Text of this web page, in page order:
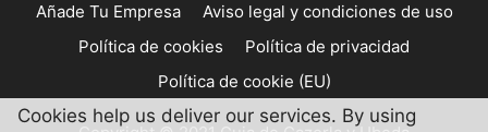
Añade Tu Empresa
Aviso legal y condiciones de uso
Política de cookies
Política de privacidad
Política de cookie (EU)
Cookies help us deliver our services. By using